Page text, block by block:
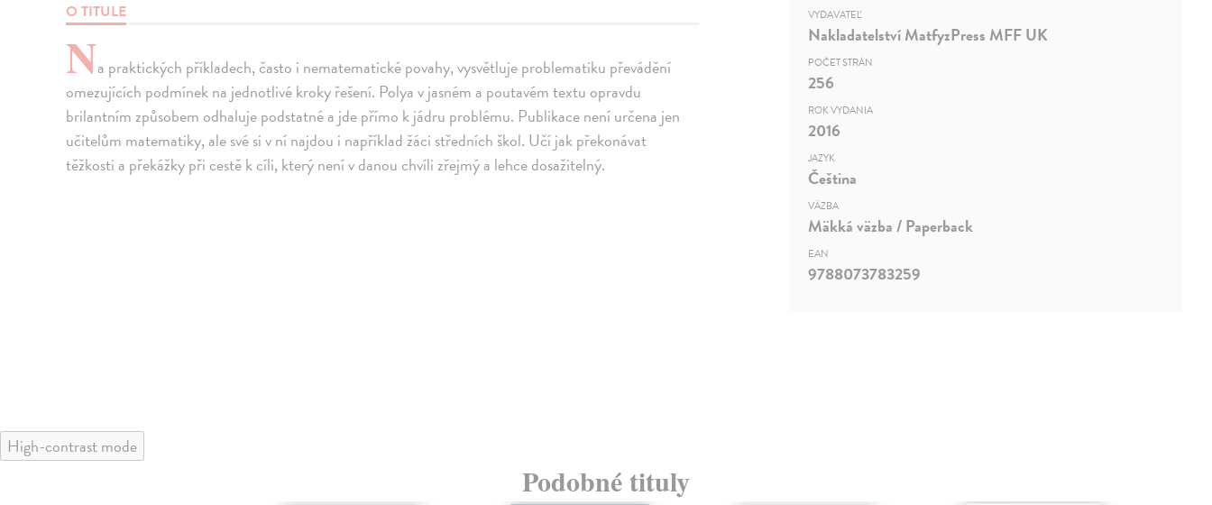
O TITULE
Na praktických příkladech, často i nematematické povahy, vysvětluje problematiku převádění
omezujících podmínek na jednotlivé kroky řešení. Polya v jasném a poutavém textu opravdu
brilantním způsobem odhaluje podstatné a jde přímo k jádru problému. Publikace není určena jen
učitelům matematiky, ale své si v ní najdou i například žáci středních škol. Učí jak překonávat
těžkosti a překážky při cestě k cíli, který není v danou chvíli zřejmý a lehce dosažitelný.
VYDAVATEĽ
Nakladatelství MatfyzPress MFF UK
POČET STRÁN
256
ROK VYDANIA
2016
JAZYK
Čeština
VÄZBA
Mäkká väzba / Paperback
EAN
9788073783259
High-contrast mode
Podobné tituly